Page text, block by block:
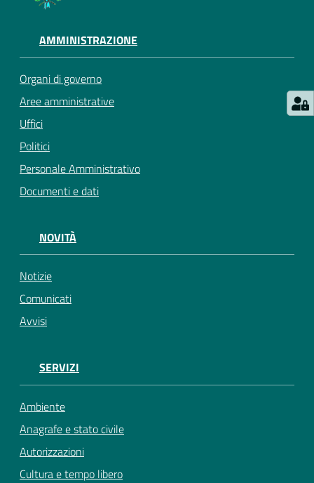
AMMINISTRAZIONE
Organi di governo
Aree amministrative
Uffici
Politici
Personale Amministrativo
Documenti e dati
NOVITÀ
Notizie
Comunicati
Avvisi
SERVIZI
Ambiente
Anagrafe e stato civile
Autorizzazioni
Cultura e tempo libero